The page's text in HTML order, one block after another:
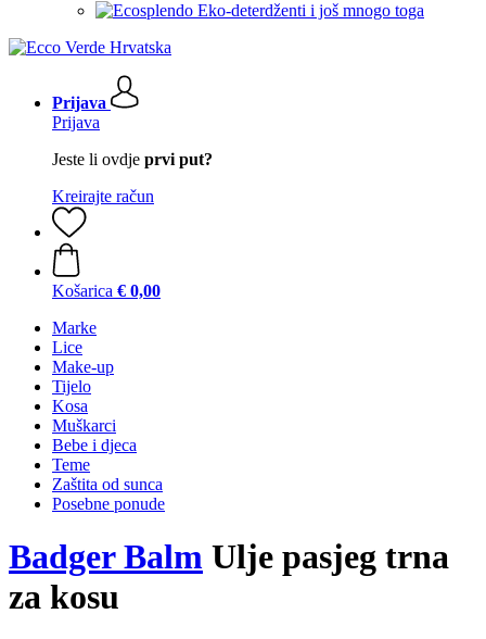
Eko-deterdženti i još mnogo toga
Prijava
Prijava
Jeste li ovdje prvi put?
Kreirajte račun
Košarica € 0,00
Marke
Lice
Make-up
Tijelo
Kosa
Muškarci
Bebe i djeca
Teme
Zaštita od sunca
Posebne ponude
Badger Balm Ulje pasjeg trna
za kosu